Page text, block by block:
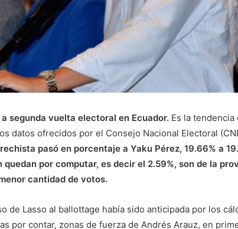
segunda vuelta electoral en Ecuador. Es la
datos ofrecidos por el Consejo Nacional Electoral
pasó en porcentaje a Yaku Pérez, 19.66% a
quedan por computar, es decir el 2.59%, son de la
cantidad de votos.
de Lasso al ballottage había sido anticipada por los
por contar, zonas de fuerza de Andrés Arauz, en